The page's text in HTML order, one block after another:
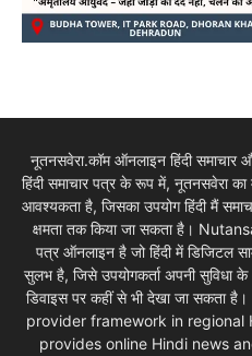
नूतनसवेरा.कॉम ऑनलाइन हिंदी
हिंदी समाचार पत्र के रूप में, नूतनसवेरा
आवश्यकता है, जिसका उपयोग हिंदी मैं
क्षमता तक किया जा सकता है।
पत्र ऑनलाइन है जो हिंदी में डिजिटल
सुलभ है, जिसे उपयोगकर्ता अपनी सुविधा
डिवाइस पर कहीं से भी देखा जा
provider framework in regional
provides online Hindi news